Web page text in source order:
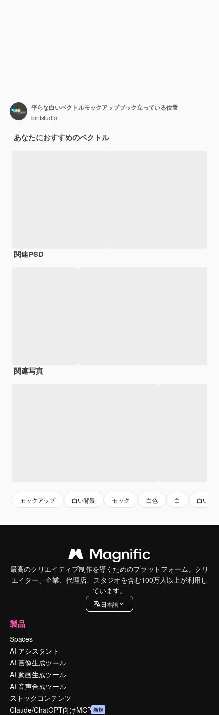
平らな白いベクトルモックアップブック立っている位置
bintstudio
あなたにおすすめのベクトル
関連PSD
関連写真
モックアップ 白い背景 モック 白色 白 白い紙
最高のクリエイティブ制作を導くためのプラットフォーム。クリ
エイター、企業、代理店、スタジオを含む100万人以上が利用し
ています。
日本語
製品
Spaces
AI アシスタント
AI 画像生成ツール
AI 動画生成ツール
AI 音声合成ツール
ストックコンテンツ
Claude/ChatGPT向けMCP 新規